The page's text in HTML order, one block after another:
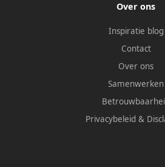
Over ons
Inspiratie blog
Contact
Over ons
Samenwerken
Privacybeleid &